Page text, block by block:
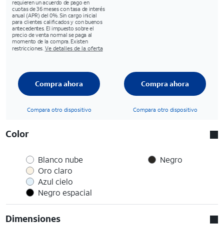
requieren un acuerdo de pago en
cuotas de 36 meses con tasa de interés
anual (APR) del 0%. Sin cargo inicial
para clientes calificados y con buenos
antecedentes. El impuesto sobre el
precio de venta normal se paga al
momento de la compra. Existen
restricciones. Ve detalles de la oferta
Compra ahora
Compara otro dispositivo
Compra ahora
Compara otro dispositivo
Color
Blanco nube
Oro claro
Azul cielo
Negro espacial
Negro
Dimensiones